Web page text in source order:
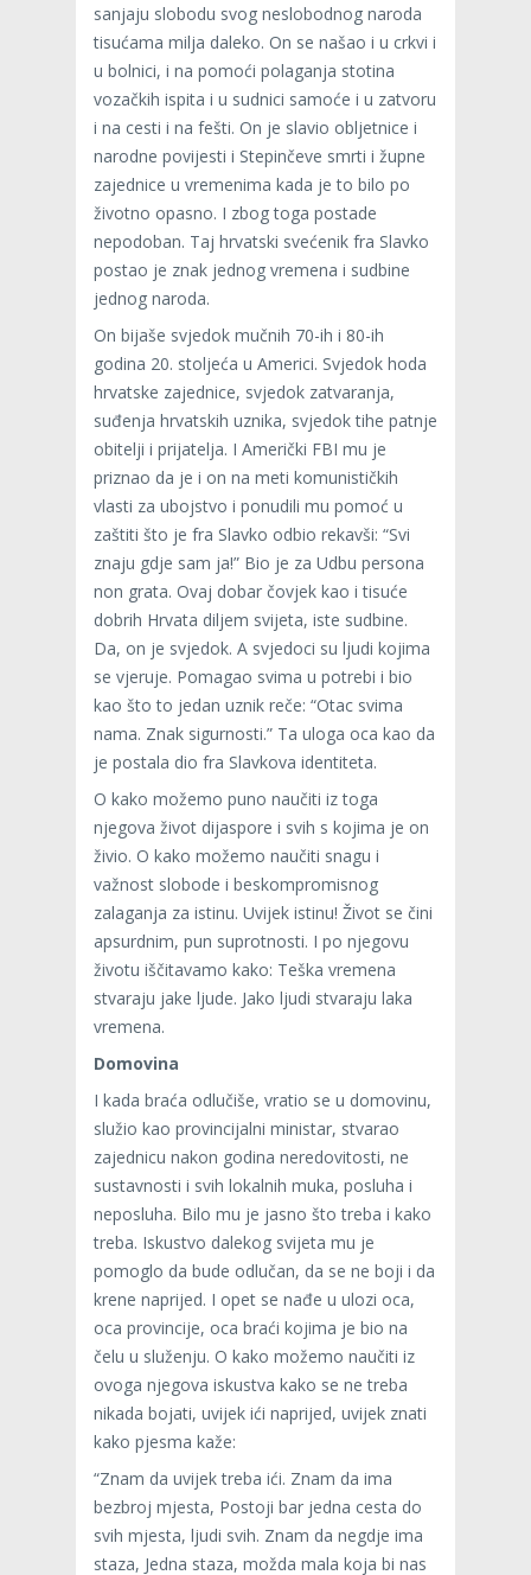
sanjaju slobodu svog neslobodnog naroda
tisućama milja daleko. On se našao i u crkvi i
u bolnici, i na pomoći polaganja stotina
vozačkih ispita i u sudnici samoće i u zatvoru
i na cesti i na fešti. On je slavio obljetnice i
narodne povijesti i Stepinčeve smrti i župne
zajednice u vremenima kada je to bilo po
životno opasno. I zbog toga postade
nepodoban. Taj hrvatski svećenik fra Slavko
postao je znak jednog vremena i sudbine
jednog naroda.
On bijaše svjedok mučnih 70-ih i 80-ih
godina 20. stoljeća u Americi. Svjedok hoda
hrvatske zajednice, svjedok zatvaranja,
suđenja hrvatskih uznika, svjedok tihe patnje
obitelji i prijatelja. I Američki FBI mu je
priznao da je i on na meti komunističkih
vlasti za ubojstvo i ponudili mu pomoć u
zaštiti što je fra Slavko odbio rekavši: “Svi
znaju gdje sam ja!” Bio je za Udbu persona
non grata. Ovaj dobar čovjek kao i tisuće
dobrih Hrvata diljem svijeta, iste sudbine.
Da, on je svjedok. A svjedoci su ljudi kojima
se vjeruje. Pomagao svima u potrebi i bio
kao što to jedan uznik reče: “Otac svima
nama. Znak sigurnosti.” Ta uloga oca kao da
je postala dio fra Slavkova identiteta.
O kako možemo puno naučiti iz toga
njegova život dijaspore i svih s kojima je on
živio. O kako možemo naučiti snagu i
važnost slobode i beskompromisnog
zalaganja za istinu. Uvijek istinu! Život se čini
apsurdnim, pun suprotnosti. I po njegovu
životu iščitavamo kako: Teška vremena
stvaraju jake ljude. Jako ljudi stvaraju laka
vremena.
Domovina
I kada braća odlučiše, vratio se u domovinu,
služio kao provincijalni ministar, stvarao
zajednicu nakon godina neredovitosti, ne
sustavnosti i svih lokalnih muka, posluha i
neposluha. Bilo mu je jasno što treba i kako
treba. Iskustvo dalekog svijeta mu je
pomoglo da bude odlučan, da se ne boji i da
krene naprijed. I opet se nađe u ulozi oca,
oca provincije, oca braći kojima je bio na
čelu u služenju. O kako možemo naučiti iz
ovoga njegova iskustva kako se ne treba
nikada bojati, uvijek ići naprijed, uvijek znati
kako pjesma kaže:
“Znam da uvijek treba ići. Znam da ima
bezbroj mjesta, Postoji bar jedna cesta do
svih mjesta, ljudi svih. Znam da negdje ima
staza, Jedna staza, možda mala koja bi nas